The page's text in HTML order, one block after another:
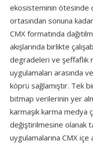
ekosisteminin ötesinde
ortasından sonuna
CMX formatında
akışlarında birlikte
degradeleri ve şeffaflık
uygulamaları arasında
köprü sağlamıştır. Tek
bitmap verilerinin yer
karmaşık karma medya
değiştirilmesine olanak
uygulamalarına CMX